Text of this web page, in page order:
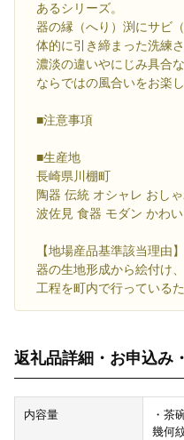
あるシリーズ。
器の縁（へり）渕にサビ
体的に引き締まった洗練
濃淡の違いやにじみ具合
ならではの風合いをお楽
■注意事項
■生産地
長崎県川棚町
陶器 伝統 オシャレ おし
波佐見 食器 モダン かわ
【地場産品基準該当理由】
器の生地形成から絵付け
工程を町内で行っているた
返礼品詳細・お申込み
内容量
・茶
幾何